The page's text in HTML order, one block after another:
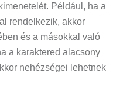
Például, ha a
rendelkezik, akkor
és a másokkal való
a karaktered alacsony
nehézségei lehetnek